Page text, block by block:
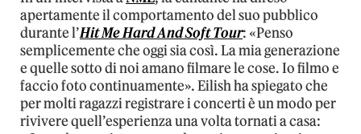
apertamente il comportamento del suo pubblico
durante l’Hit Me Hard And Soft Tour: «Penso
semplicemente che oggi sia così. La mia generazione
e quelle sotto di noi amano filmare le cose. Io filmo e
faccio foto continuamente». Eilish ha spiegato che
per molti ragazzi registrare i concerti è un modo per
rivivere quell’esperienza una volta tornati a casa: